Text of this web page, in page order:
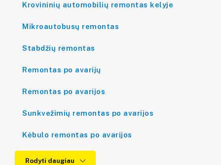
Krovininių automobilių remontas kelyje
Mikroautobusų remontas
Stabdžių remontas
Remontas po avarijų
Remontas po avarijos
Sunkvežimių remontas po avarijos
Kėbulo remontas po avarijos
Rodyti daugiau